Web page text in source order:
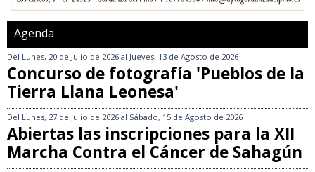
Agenda
Del Lunes, 20 de Julio de 2026 al Jueves, 13 de Agosto de 2026
Concurso de fotografía 'Pueblos de la
Tierra Llana Leonesa'
Del Lunes, 27 de Julio de 2026 al Sábado, 15 de Agosto de 2026
Abiertas las inscripciones para la XII
Marcha Contra el Cáncer de Sahagún